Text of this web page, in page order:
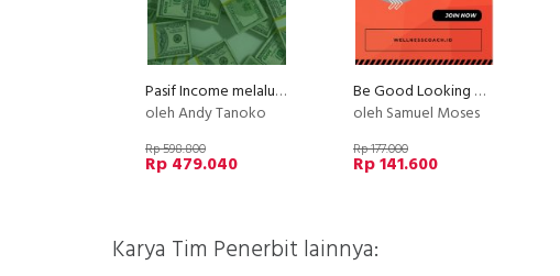
Pasif Income melalui Stock Options
oleh Andy Tanoko
Rp 598.800
Rp 479.040
Be Good Looking with : TURUN BERAT BADAN DALAM 30 HARI!
oleh Samuel Moses
Rp 177.000
Rp 141.600
Karya Tim Penerbit lainnya: